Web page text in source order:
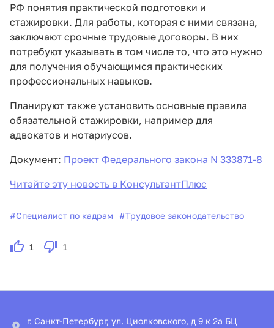
РФ понятия практической подготовки и
стажировки. Для работы, которая с ними связана,
заключают срочные трудовые договоры. В них
потребуют указывать в том числе то, что это нужно
для получения обучающимся практических
профессиональных навыков.
Планируют также установить основные правила
обязательной стажировки, например для
адвокатов и нотариусов.
Документ: Проект Федерального закона N 333871-8
Читайте эту новость в КонсультантПлюс
#Специалист по кадрам #Трудовое законодательство
1 1
г. Санкт-Петербург, ул. Циолковского, д 9 к 2а БЦ